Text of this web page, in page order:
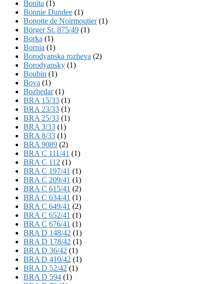
Bonita (1)
Bonnie Dundee (1)
Bonotte de Noirmoutier(1)
Börger St. 875/49 (1)
Borka (1)
Bornia (1)
Borodyanska rozheva (2)
Borodyansky (1)
Boubin (1)
Bova (1)
Bozhedar(1)
BRA 15/33 (1)
BRA 23/33 (1)
BRA 25/33 (1)
BRA 3/33 (1)
BRA 8/33 (1)
BRA 9089 (2)
BRA C 111/41 (1)
BRA C 112 (1)
BRA C 197/41 (1)
BRA C 209/41 (1)
BRA C 615/41 (2)
BRA C 634/41 (1)
BRA C 649/41 (2)
BRA C 652/41 (1)
BRA C 676/41 (1)
BRA D 148/42 (1)
BRA D 178/42 (1)
BRA D 36/42 (1)
BRA D 410/42 (1)
BRA D 52/42 (1)
BRA D 594 (1)